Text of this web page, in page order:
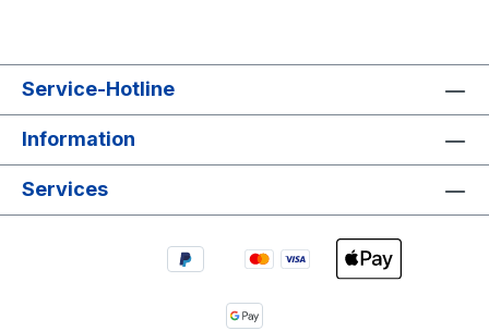
Service-Hotline
Information
Services